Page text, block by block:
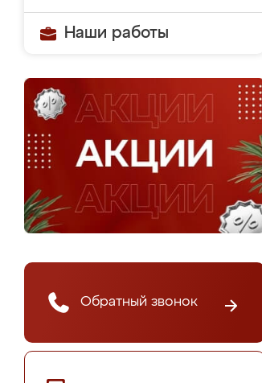
Наши работы
Обратный звонок